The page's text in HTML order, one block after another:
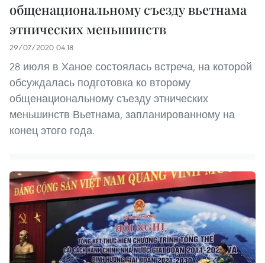
общенациональному съезду вьетнама
этнических меньшинств
29/07/2020 04:18
28 июля в Ханое состоялась встреча, на которой
обсуждалась подготовка ко второму
общенациональному съезду этнических
меньшинств Вьетнама, запланированному на
конец этого года.